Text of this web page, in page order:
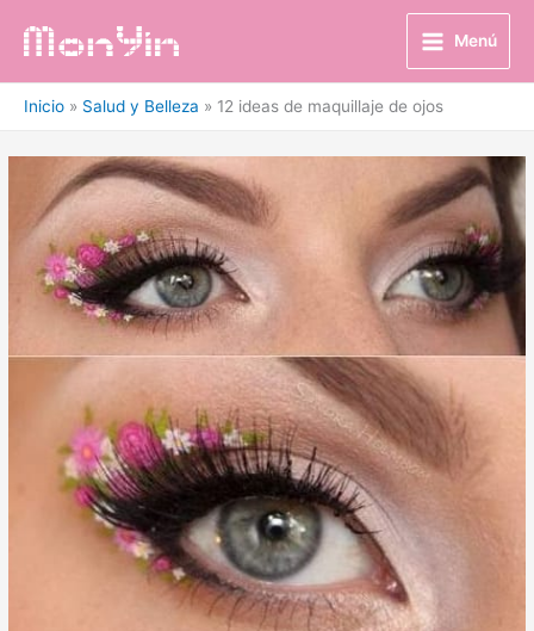
Menú
Inicio Salud y Belleza 12 ideas de maquillaje de ojos